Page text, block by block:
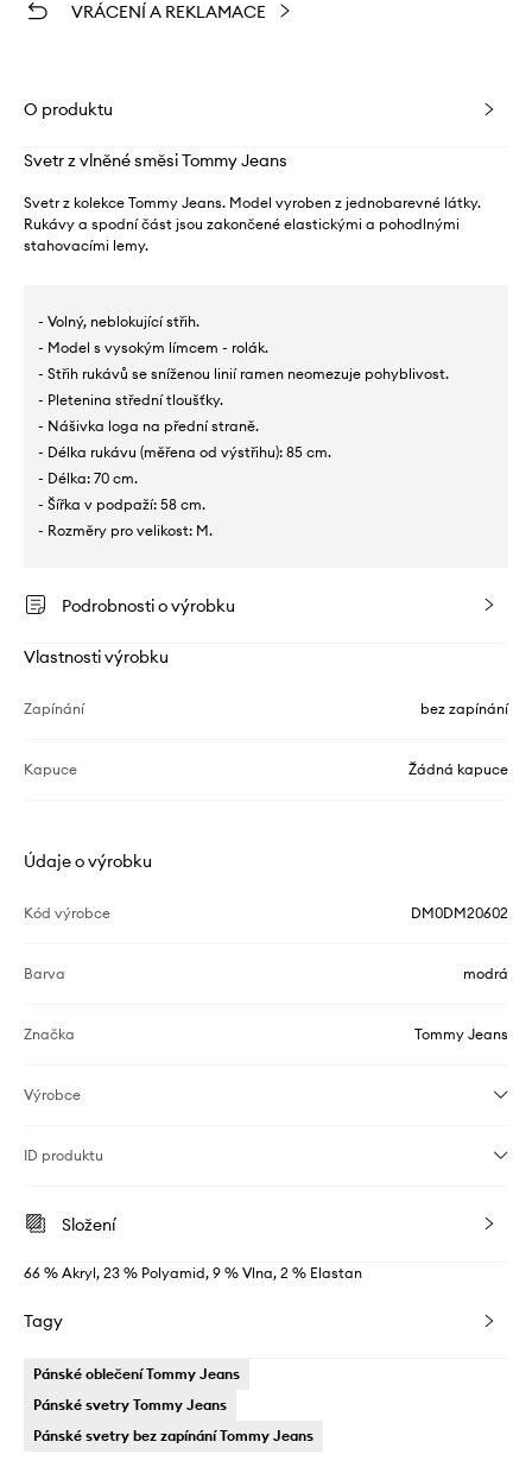
VRÁCENÍ A REKLAMACE
O produktu
Svetr z vlněné směsi Tommy Jeans
Svetr z kolekce Tommy Jeans. Model vyroben z jednobarevné látky.
Rukávy a spodní část jsou zakončené elastickými a pohodlnými
stahovacími lemy.
- Volný, neblokující střih.
- Model s vysokým límcem - rolák.
- Střih rukávů se sníženou linií ramen neomezuje pohyblivost.
- Pletenina střední tloušťky.
- Nášivka loga na přední straně.
- Délka rukávu (měřena od výstřihu): 85 cm.
- Délka: 70 cm.
- Šířka v podpaží: 58 cm.
- Rozměry pro velikost: M.
Podrobnosti o výrobku
Vlastnosti výrobku
Zapínání bez zapínání
Kapuce Žádná kapuce
Údaje o výrobku
Kód výrobce DM0DM20602
Barva modrá
Značka Tommy Jeans
Výrobce
ID produktu
Složení
66 % Akryl, 23 % Polyamid, 9 % Vlna, 2 % Elastan
Tagy
Pánské oblečení Tommy Jeans
Pánské svetry Tommy Jeans
Pánské svetry bez zapínání Tommy Jeans